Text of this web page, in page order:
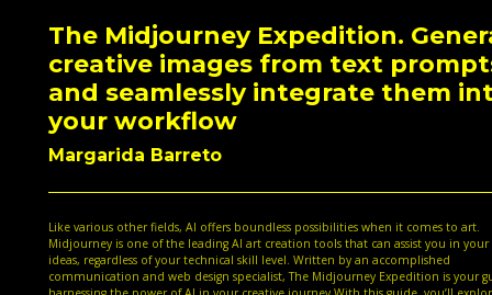
The Midjourney Expedition.
creative images from text
and seamlessly integrate them
your workflow
Margarida Barreto
Like various other fields, AI offers boundless possibilities when it comes to art.
Midjourney is one of the leading AI art creation tools that can assist you in your
ideas, regardless of your technical skill level. Written by an accomplished
communication and web design specialist, The Midjourney Expedition is your